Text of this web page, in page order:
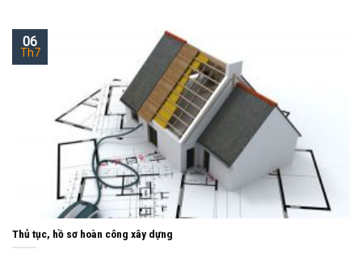
Thủ tục, hồ sơ hoàn công xây dựng
06
Th7